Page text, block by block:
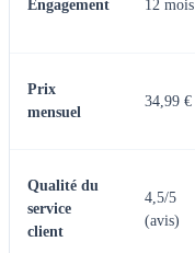
Engagement 12 mois
Prix
mensuel
34,99 €
Qualité du
service
client
4,5/5
(avis)